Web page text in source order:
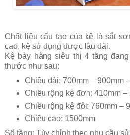
Chất liệu cấu tạo của kệ là sắt
cao, kệ sử dụng được lâu dài.
Kệ bày hàng siêu thị 4 tầng
thước như sau:
Chiều dài: 700mm – 900mm
Chiều rộng kệ đơn: 410mm –
Chiều rộng kệ đôi: 760mm –
Chiều cao: 1500mm
Số tầng: Tùy chỉnh theo nhu cầu